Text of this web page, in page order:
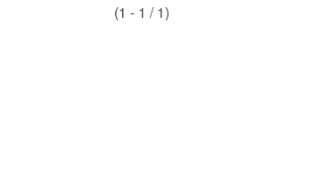
(1 - 1 / 1)